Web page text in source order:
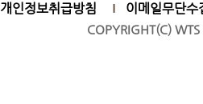
개인정보취급방침 이메일무단수
COPYRIGHT(C)